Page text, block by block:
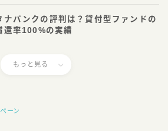
ナバンクの評判は？貸付型ファンドの
還率100%の実績
もっと見る
ーン